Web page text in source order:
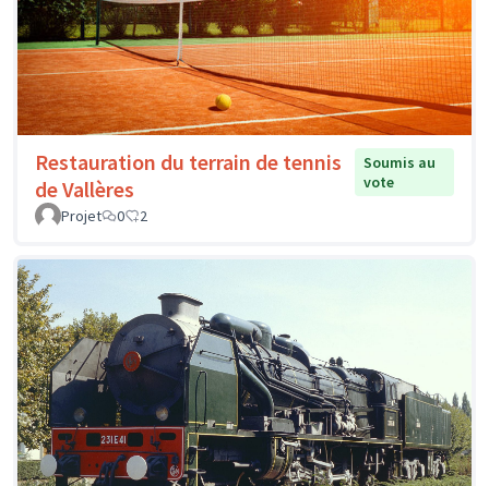
Restauration du terrain de tennis
de Vallères
Soumis au
vote
Projet
0 2